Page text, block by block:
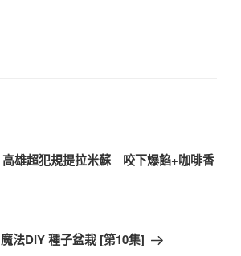
高雄超犯規提拉米蘇 咬下爆餡+咖啡香
法DIY 種子盆栽 [第10集]